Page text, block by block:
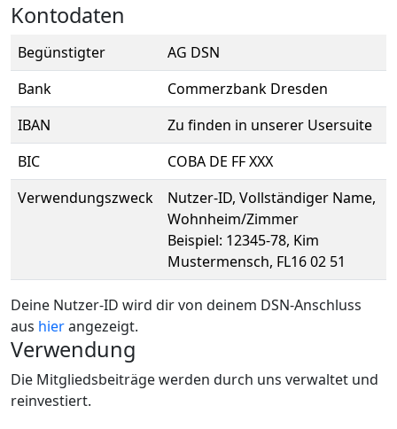
Kontodaten
Begünstigter
AG DSN
Bank
Commerzbank Dresden
IBAN
Zu finden in unserer Usersuite
BIC
COBA DE FF XXX
Verwendungszweck
Nutzer-ID, Vollständiger Name,
Wohnheim/Zimmer
Beispiel: 12345-78, Kim
Mustermensch, FL16 02 51
Deine Nutzer-ID wird dir von deinem DSN-Anschluss
aus hierangezeigt.
Verwendung
Die Mitgliedsbeiträge werden durch uns verwaltet und
reinvestiert.